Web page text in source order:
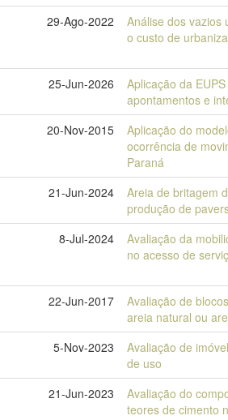
29-Ago-2022
Análise dos vazios
o custo de
25-Jun-2026
Aplicação da
apontamentos e
20-Nov-2015
Aplicação do
ocorrência de
Paraná
21-Jun-2024
Areia de britagem
produção de
8-Jul-2024
Avaliação da
no acesso de
22-Jun-2017
Avaliação de
areia natural ou
5-Nov-2023
Avaliação de
de uso
21-Jun-2023
Avaliação do
teores de cimento